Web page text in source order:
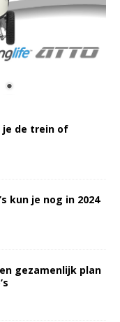
je de trein of
kun je nog in 2024
gezamenlijk plan